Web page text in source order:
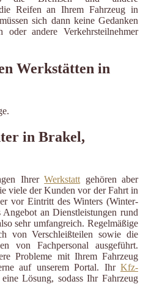
Reifen an Ihrem Fahrzeug in
sich dann keine Gedanken
andere Verkehrsteilnehmer
Werkstätten in
in Brakel,
IhrerWerkstatt gehören aber
viele der Kunden vor der Fahrt in
vor Eintritt des Winters (Winter-
an Dienstleistungen rund
sehr umfangreich. Regelmäßige
von Verschleißteilen sowie die
von Fachpersonal ausgeführt.
Probleme mit Ihrem Fahrzeug
auf unserem Portal. Ihr Kfz-
Lösung, sodass Ihr Fahrzeug